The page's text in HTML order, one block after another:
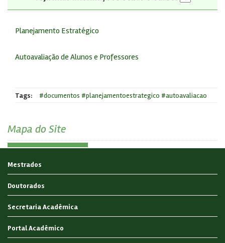
Planejamento Estratégico
Autoavaliação de Alunos e Professores
Tags: #documentos #planejamentoestrategico #autoavaliacao
Mapa do Site
Mestrados
Doutorados
Secretaria Acadêmica
Portal Acadêmico